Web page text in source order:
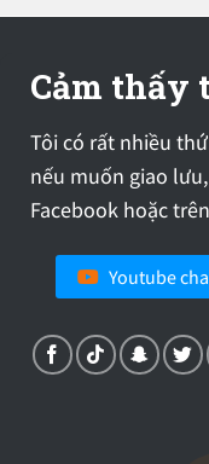
Cảm thấy
Tôi có rất nhiều
nếu muốn giao
Facebook hoặc
Youtube